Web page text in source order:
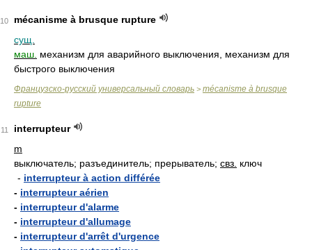
10
mécanisme à brusque rupture
сущ.
маш. механизм для аварийного выключения, механизм для
быстрого выключения
Французско-русский универсальный словарь > mécanisme à brusque
rupture
11
interrupteur
m
выключатель; разъединитель; прерыватель; свз. ключ
- interrupteur à action différée
- interrupteur aérien
- interrupteur d'alarme
- interrupteur d'allumage
- interrupteur d'arrêt d'urgence